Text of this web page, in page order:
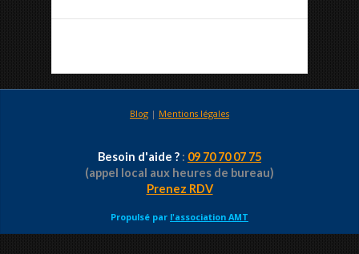
Blog | Mentions légales
Besoin d'aide ? : 09 70 70 07 75
(appel local aux heures de bureau)
Prenez RDV
Propulsé par l'association AMT